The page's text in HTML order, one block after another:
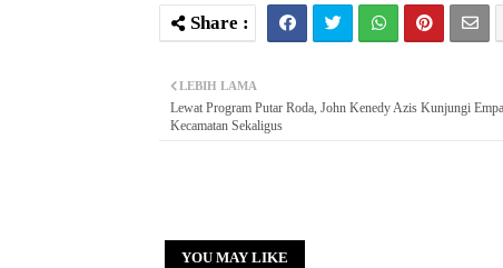
LEBIH LAMA
Lewat Program Putar Roda, John Kenedy Azis Kunjungi
Kecamatan Sekaligus
YOU MAY LIKE